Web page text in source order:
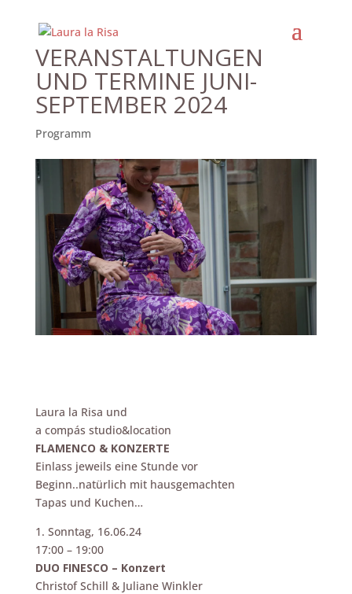
VERANSTALTUNGEN
UND TERMINE JUNI-
SEPTEMBER 2024
Programm
Laura la Risa und
a compás studio&location
FLAMENCO & KONZERTE
Einlass jeweils eine Stunde vor
Beginn..natürlich mit hausgemachten
Tapas und Kuchen…
1. Sonntag, 16.06.24
17:00 – 19:00
DUO FINESCO – Konzert
Christof Schill & Juliane Winkler